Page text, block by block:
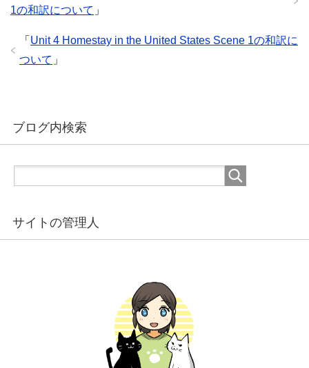
1の和訳について 」
「 Unit 4 Homestay in the United States Scene 1の和訳に
ついて 」
ブログ内検索
サイトの管理人